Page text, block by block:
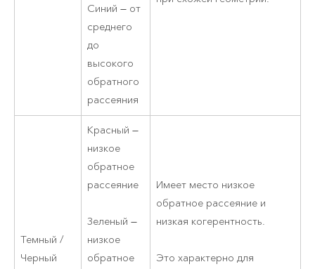
Синий — от
среднего
до
высокого
обратного
рассеяния
Темный /
Черный
Красный —
низкое
обратное
рассеяние
Зеленый —
низкое
обратное
Имеет место низкое
обратное рассеяние и
низкая когерентность.
Это характерно для